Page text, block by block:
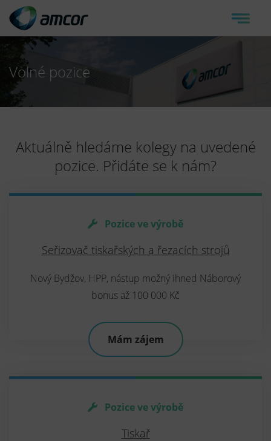
Volné pozice
Aktuálně hledáme kolegy na uvedené
pozice. Přidáte se k nám?
Pozice ve výrobě
Seřizovač tiskařských a řezacích strojů
Nový Bydžov, HPP, nástup možný ihned Náborový
bonus až 100 000 Kč
Mám zájem
Pozice ve výrobě
Tiskař